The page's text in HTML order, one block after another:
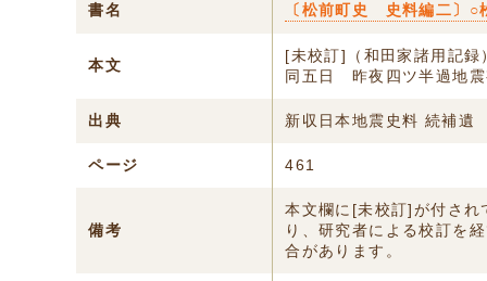
書名 〔松前町史 史料編二〕○
本文
[未校訂]（和田家諸用記録
同五日 昨夜四ツ半過地
出典 新収日本地震史料 続補遺
ページ 461
備考
本文欄に[未校訂]が付され
り、研究者による校訂を
合があります。